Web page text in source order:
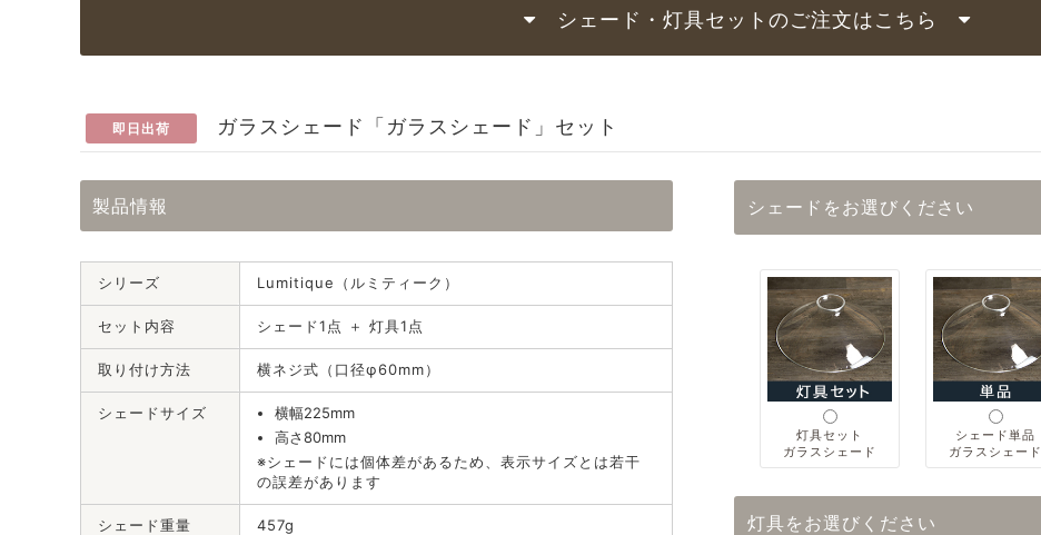
シェード・灯具セットのご注文はこちら
即日出荷 ガラスシェード「ガラスシェード」セット
シェードをお選びください
灯具セット
ガラスシェード
シェード単品
ガラスシェード
灯具をお選びください
製品情報
シリーズ Lumitique（ルミティーク）
セット内容 シェード1点 ＋ 灯具1点
取り付け方法 横ネジ式（口径φ60mm）
シェードサイズ
横幅225mm
高さ80mm
※シェードには個体差があるため、表示サイズとは若干
の誤差があります
シェード重量 457g